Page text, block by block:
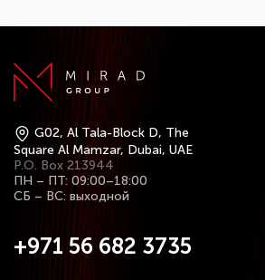
G02, Al Tala-Block D, The
Square Al Mamzar, Dubai, UAE
P.O. Box 213944
ПН – ПТ: 09:00–18:00
СБ – ВС: выходной
+971 56 682 3735